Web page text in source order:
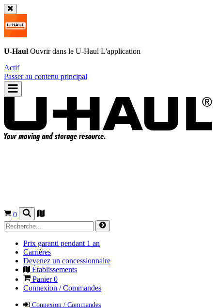
U-Haul Ouvrir dans le U-Haul L'application
Actif
Passer au contenu principal
0
Prix garanti pendant 1 an
Carrières
Devenez un concessionnaire
Établissements
Panier0
Connexion / Commandes
Connexion / Commandes